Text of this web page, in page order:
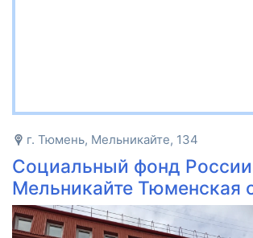
г. Тюмень, Мельникайте, 134
Социальный фонд
Мельникайте Тюменская